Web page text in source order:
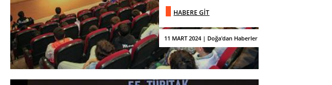
11 MART 2024 | Doğa'dan Haberler
HABERE GİT